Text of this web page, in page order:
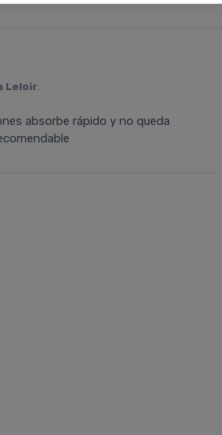
Leloir.
absorbe rápido y no queda